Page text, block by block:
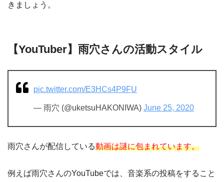
きましょう。
【YouTuber】雨穴さんの活動スタイル
pic.twitter.com/E3HCs4P9FU
— 雨穴 (@uketsuHAKONIWA) June 25, 2020
雨穴さんが配信している動画は謎に包まれています。
例えば雨穴さんのYouTubeでは、音楽系の投稿をすること